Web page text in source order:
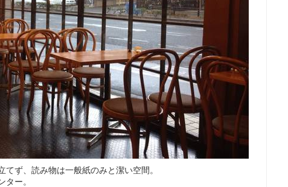
ず、読み物は一般紙のみと潔い空間。
ター。